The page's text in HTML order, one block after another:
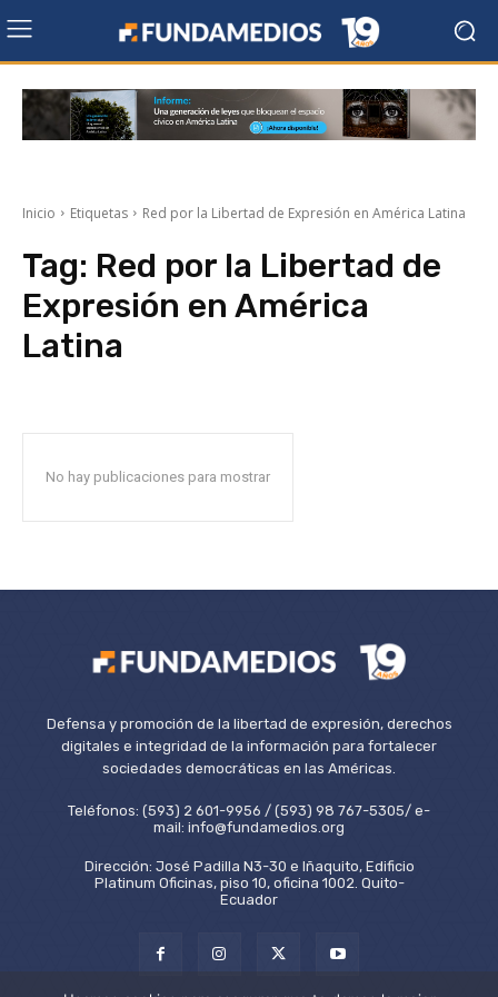
Inicio Etiquetas Red por la Libertad de Expresión en América Latina
Tag: Red por la Libertad de
Expresión en América
Latina
No hay publicaciones para mostrar
Defensa y promoción de la libertad de expresión, derechos
digitales e integridad de la información para fortalecer
sociedades democráticas en las Américas.
Teléfonos: (593) 2 601-9956 / (593) 98 767-5305/ e-
mail: info@fundamedios.org
Dirección: José Padilla N3-30 e Iñaquito, Edificio
Platinum Oficinas, piso 10, oficina 1002. Quito-
Ecuador